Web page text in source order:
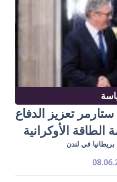
تعزيز الدفاع
الأوكرانية
في لندن